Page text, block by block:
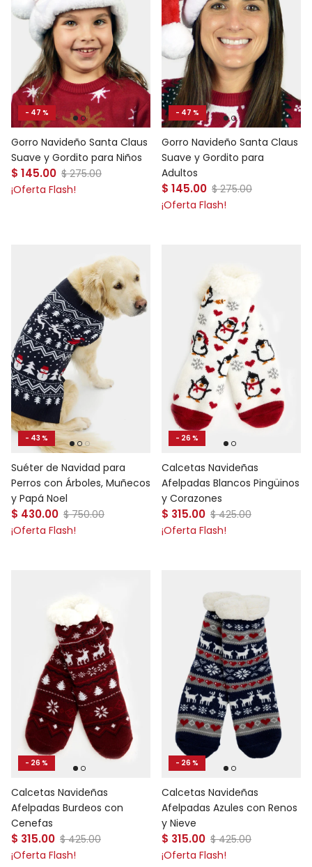
- 47 %
Gorro Navideño Santa Claus
Suave y Gordito para Niños
Precio de venta
$ 145.00 Precio normal
$ 275.00
¡Oferta Flash!
- 47 %
Gorro Navideño Santa Claus
Suave y Gordito para
Adultos
Precio de venta
$ 145.00 Precio normal
$ 275.00
¡Oferta Flash!
- 43 %
Suéter de Navidad para
Perros con Árboles, Muñecos
y Papá Noel
Precio de venta
$ 430.00 Precio normal
$ 750.00
¡Oferta Flash!
- 26 %
Calcetas Navideñas
Afelpadas Blancos Pingüinos
y Corazones
Precio de venta
$ 315.00 Precio normal
$ 425.00
¡Oferta Flash!
- 26 %
Calcetas Navideñas
Afelpadas Burdeos con
Cenefas
Precio de venta
$ 315.00 Precio normal
$ 425.00
¡Oferta Flash!
- 26 %
Calcetas Navideñas
Afelpadas Azules con Renos
y Nieve
Precio de venta
$ 315.00 Precio normal
$ 425.00
¡Oferta Flash!